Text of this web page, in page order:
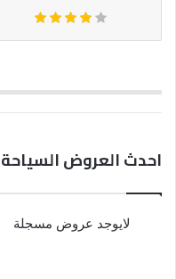
احدث العروض
لايوجد عروض مسجلة